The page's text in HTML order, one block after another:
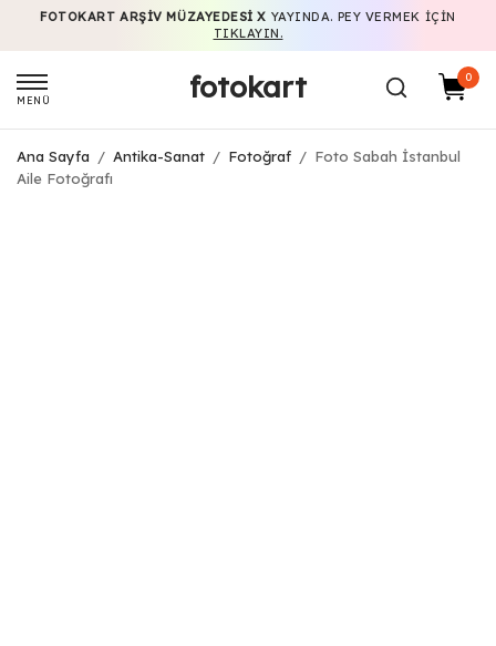
FOTOKART ARŞIV MÜZAYEDESI X YAYINDA. PEY VERMEK IÇIN
TIKLAYIN.
MENÜ fotokart 0
Ana Sayfa / Antika-Sanat / Fotoğraf / Foto Sabah İstanbul
Aile Fotoğrafı